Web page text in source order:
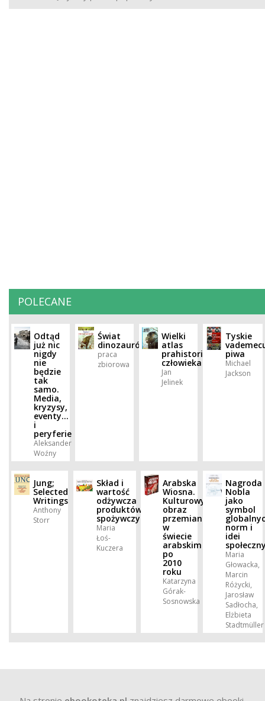
POLECANE
Odtąd
już nic
nigdy
nie
będzie
tak
samo.
Media,
kryzysy,
eventy…
i
peryferie
Aleksander
Woźny
Świat
dinozaurów
praca
zbiorowa
Wielki
atlas
prahistorii
człowieka
Jan
Jelinek
Tyskie
piwa
Michael
Jackson
Jung;
Selected
Writings
Anthony
Storr
Skład i
wartość
odżywcza
produktów
spożywczych
Maria
Łoś-
Kuczera
Arabska
Wiosna.
Kulturowy
obraz
przemian
w
świecie
arabskim
po
2010
roku
Katarzyna
Górak-
Sosnowska
Nagroda
Nobla
jako
symbol
norm i
idei
Maria
Głowacka,
Marcin
Różycki,
Jarosław
Sadłocha,
Elżbieta
Stadtmüller